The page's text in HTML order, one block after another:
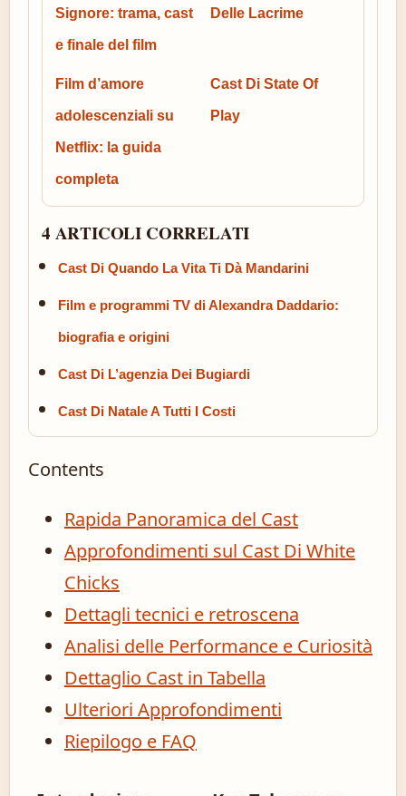
Signore: trama, cast
e finale del film
Delle Lacrime
Film d’amore
adolescenziali su
Netflix: la guida
completa
Cast Di State Of
Play
4 ARTICOLI CORRELATI
Cast Di Quando La Vita Ti Dà Mandarini
Film e programmi TV di Alexandra Daddario:
biografia e origini
Cast Di L’agenzia Dei Bugiardi
Cast Di Natale A Tutti I Costi
Contents
Rapida Panoramica del Cast
Approfondimenti sul Cast Di White
Chicks
Dettagli tecnici e retroscena
Analisi delle Performance e Curiosità
Dettaglio Cast in Tabella
Ulteriori Approfondimenti
Riepilogo e FAQ